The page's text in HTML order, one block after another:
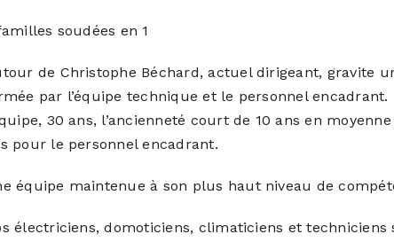
soudées en 1
de Christophe Béchard, actuel dirigeant, gravite
par l’équipe technique et le personnel encadrant.
30 ans, l’ancienneté court de 10 ans en
pour le personnel encadrant.
équipe maintenue à son plus haut niveau de
électriciens, domoticiens, climaticiens et